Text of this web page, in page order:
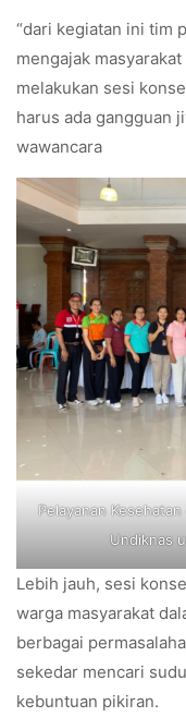
“dari kegiatan ini tim
mengajak
melakukan sesi
harus ada gangguan
wawancara
Pelayanan
Undiknas
Lebih jauh, sesi
warga masyarakat
berbagai
sekedar mencari
kebuntuan pikiran.